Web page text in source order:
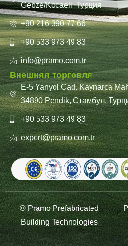
Gebze/Kocaeli, Турция
+90 216 390 77 66
+90 533 973 49 83
info@pramo.com.tr
Внешняя торговля
E-5 Yanyol Cad. Kaynarca
34890 Pendik, Стамбул,
+90 533 973 49 83
export@pramo.com.tr
© Pramo Prefabricated
Building Technologies